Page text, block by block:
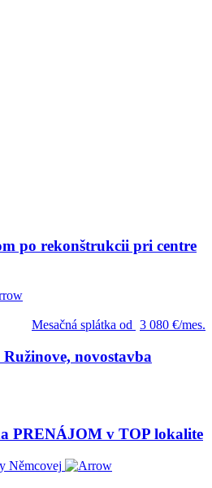
po rekonštrukcii pri centre
Mesačná splátka od 3 080 €/mes.
novostavba
PRENÁJOM v TOP lokalite
Němcovej